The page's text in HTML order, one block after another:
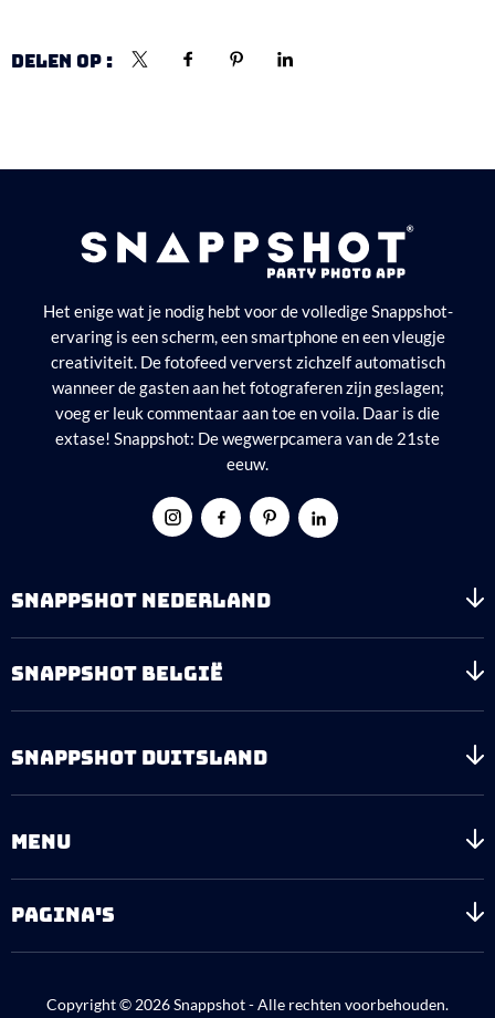
DELEN OP :
Het enige wat je nodig hebt voor de volledige Snappshot-
ervaring is een scherm, een smartphone en een vleugje
creativiteit. De fotofeed ververst zichzelf automatisch
wanneer de gasten aan het fotograferen zijn geslagen;
voeg er leuk commentaar aan toe en voila. Daar is die
extase! Snappshot: De wegwerpcamera van de 21ste
eeuw.
SNAPPSHOT NEDERLAND
SNAPPSHOT BELGIË
SNAPPSHOT DUITSLAND
MENU
PAGINA'S
Copyright © 2026 Snappshot - Alle rechten voorbehouden.